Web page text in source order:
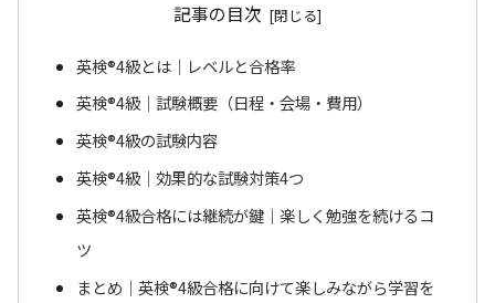
記事の目次
英検®4級とは｜レベルと合格率
英検®4級｜試験概要（日程・会場・費用）
英検®4級の試験内容
英検®4級｜効果的な試験対策4つ
英検®4級合格には継続が鍵｜楽しく勉強を続けるコ
ツ
まとめ｜英検®4級合格に向けて楽しみながら学習を